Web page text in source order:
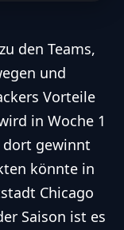
den Teams,
und
Vorteile
in Woche 1
dort gewinnt
könnte in
Chicago
Saison ist es